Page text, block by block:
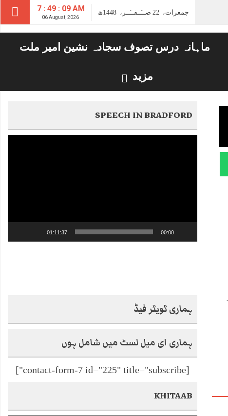
7 : 49 : 10 AM
06 August, 2026
جمعرات، 22 صــَــفــَــر، 1448ھ
ماہانہ درس تصوف سجادہ نشین امیر ملت
مزید
SPEECH IN BRADFORD
00:00
01:11:37
ہماری ٹویٹر فیڈ
ہماری ای میل لسٹ میں شامل ہوں
[contact-form-7 id="225" title="subscribe"]
KHITAAB